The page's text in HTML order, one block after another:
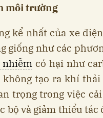
môi trường
kể nhất của xe
giống như các
nhiễm có hại như
tạo ra khí
trọng trong việc
bộ và giảm thiểu tác